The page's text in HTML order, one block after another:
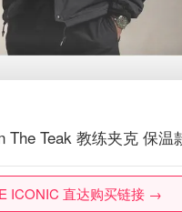
The Teak 教练夹克 保温
ICONIC 直达购买链接 →